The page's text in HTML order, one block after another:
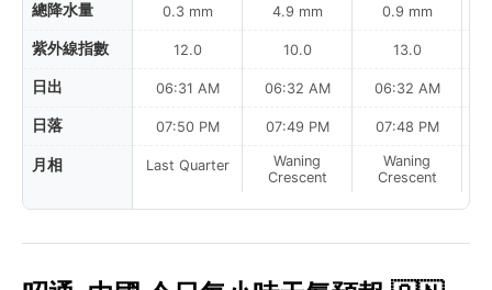
總降水量
紫外線指數
日出
日落
月相
0.3 mm
12.0
06:31 AM
07:50 PM
Last Quarter
4.9 mm
10.0
06:32 AM
07:49 PM
Waning
Crescent
0.9 mm
13.0
06:32 AM
07:48 PM
Waning
Crescent